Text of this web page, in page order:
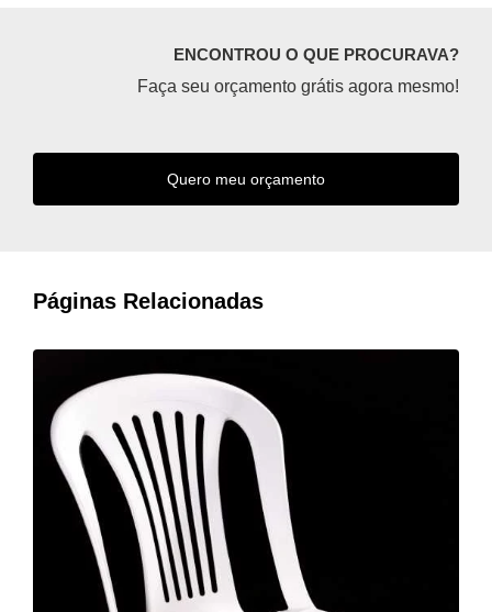
ENCONTROU O QUE PROCURAVA?
Faça seu orçamento grátis agora mesmo!
Quero meu orçamento
Páginas Relacionadas